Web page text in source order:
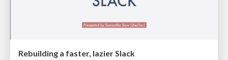
Rebuilding a faster, lazier Slack